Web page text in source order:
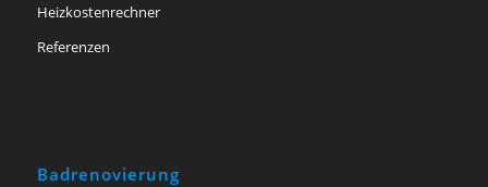
Heizkostenrechner
Referenzen
Badrenovierung